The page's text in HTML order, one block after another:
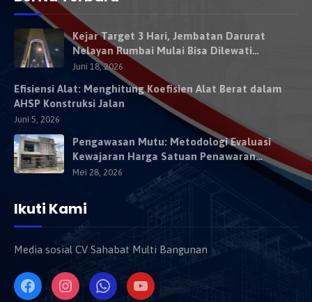
Kejar Target 3 Hari, Jembatan Darurat
Nelayan Rumbai Mulai Bisa Dilewati
Kendaraan Besok
Juni 18, 2026
Efisiensi Alat: Menghitung Koefisien Alat Berat dalam
AHSP Konstruksi Jalan
Juni 5, 2026
Pengawasan Mutu: Metodologi Evaluasi
Kewajaran Harga Satuan Penawaran
Kontraktor
Mei 28, 2026
Ikuti Kami
Media sosial CV Sahabat Multi Bangunan